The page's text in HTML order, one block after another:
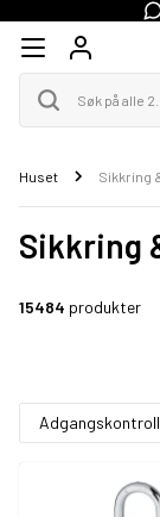
Huset Sikkring
Sikkring
15484 produkter